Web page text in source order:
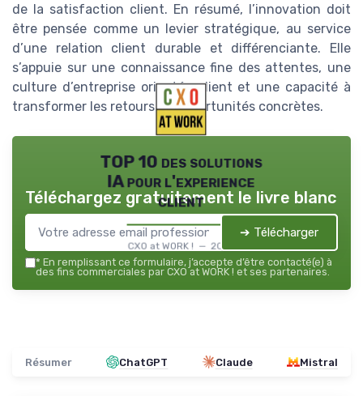
de la satisfaction client. En résumé, l’innovation doit
être pensée comme un levier stratégique, au service
d’une relation client durable et différenciante. Elle
s’appuie sur une connaissance fine des attentes, une
culture d’entreprise orientée client et une capacité à
transformer les retours en opportunités concrètes.
TOP 10 des solutions
IA pour l'experience
client
CXO at WORK ! — 2026
Téléchargez gratuitement le livre blanc
➔ Télécharger
* En remplissant ce formulaire, j’accepte d’être contacté(e) à
des fins commerciales par CXO at WORK ! et ses partenaires.
Résumer ChatGPT Claude Mistral